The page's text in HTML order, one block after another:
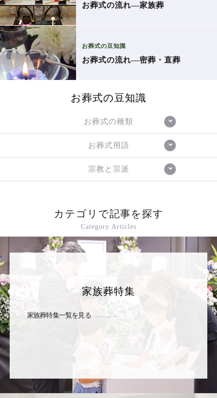
お葬式の流れ―家族葬
お葬式の豆知識
お葬式の流れ―密葬・直葬
お葬式の豆知識
お葬式の種類
お葬式用語
宗教と宗派
カテゴリで記事を探す
Category Articles
家族葬特集
家族葬特集一覧を見る